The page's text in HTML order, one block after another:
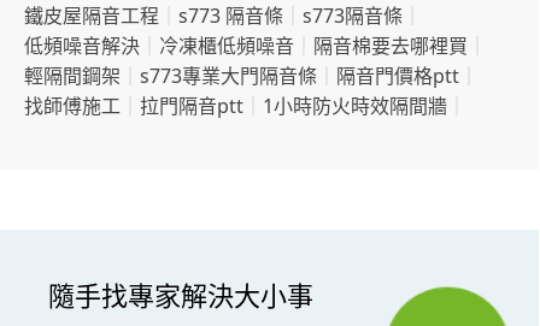
鐵皮屋隔音工程
s773 隔音條 s773隔音條
低頻噪音解決
冷凍櫃低頻噪音 隔音棉要去哪裡買
輕隔間鋼架
s773專業大門隔音條 隔音門價格ptt
找師傅施工
拉門隔音ptt 1小時防火時效隔間牆
隨手找專家解決大小事